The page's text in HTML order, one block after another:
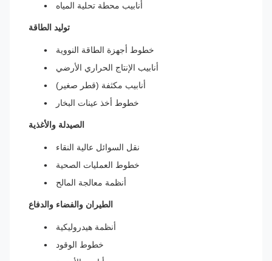
أنابيب محطة تحلية المياه
توليد الطاقة
خطوط أجهزة الطاقة النووية
أنابيب الإنتاج الحراري الأرضي
أنابيب مكثفة (قطر صغير)
خطوط أخذ عينات البخار
الصيدلة والأغذية
نقل السوائل عالية النقاء
خطوط العمليات الصحية
أنظمة معالجة المالح
الطيران والفضاء والدفاع
أنظمة هيدروليكية
خطوط الوقود